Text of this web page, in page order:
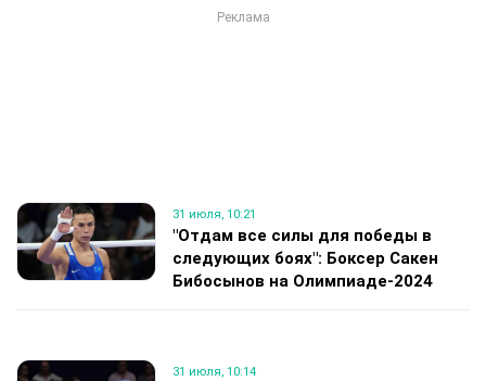
31 июля, 10:21
"Отдам все силы для победы в
следующих боях": Боксер Сакен
Бибосынов на Олимпиаде-2024
31 июля, 10:14